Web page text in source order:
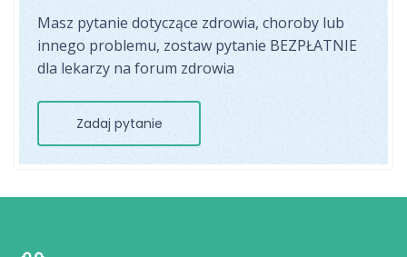
Masz pytanie dotyczące zdrowia, choroby lub
innego problemu, zostaw pytanie BEZPŁATNIE
dla lekarzy na forum zdrowia
Zadaj pytanie